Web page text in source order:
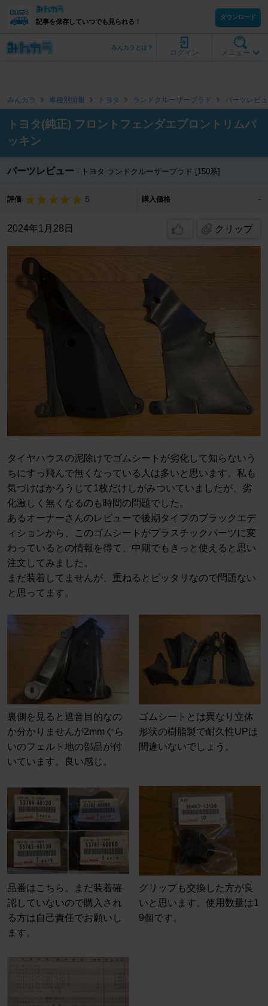
記事を保存していつでも見られる！
ダウンロード
メニュー
ログイン
みんカラとは？
みんカラ 車種別情報 トヨタ ランドクルーザープラド パーツレビ
トヨタ(純正) フロントフェンダエプロントリムパ
ッキン
パーツレビュー トヨタ ランドクルーザープラド [150系]
評価 5 購入価格 -
2024年1月28日 クリップ
タイヤハウスの泥除けでゴムシートが劣化して知らないう
ちにすっ飛んで無くなっている人は多いと思います。私も
気づけばかろうじて1枚だけしがみついていましたが、劣
化激しく無くなるのも時間の問題でした。
あるオーナーさんのレビューで後期タイプのブラックエデ
ィションから、このゴムシートがプラスチックパーツに変
わっているとの情報を得て、中期でもきっと使えると思い
注文してみました。
まだ装着してませんが、重ねるとピッタリなので問題ない
と思ってます。
裏側を見ると遮音目的なの
か分かりませんが2mmぐら
いのフェルト地の部品が付
いています。良い感じ。
ゴムシートとは異なり立体
形状の樹脂製で耐久性UPは
間違いないでしょう。
品番はこちら。まだ装着確
認していないので購入され
る方は自己責任でお願いし
ます。
グリップも交換した方が良
いと思います。使用数量は1
9個です。